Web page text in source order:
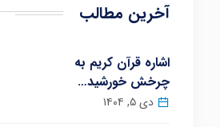
آخرین مطالب
اشاره قرآن کریم به
چرخش خورشید…
دی ۵, ۱۴۰۴